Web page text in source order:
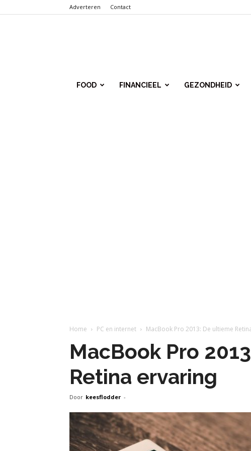
Adverteren Contact
FOOD FINANCIEEL GEZONDHEID
Home PC en internet MacBook Pro 2013: De ultieme
MacBook Pro
Retina ervaring
Door keesflodder -